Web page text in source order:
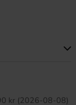
kr (2026-08-08)